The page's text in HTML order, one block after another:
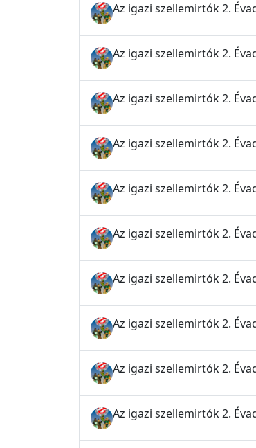
Az igazi szellemirtók 2.
Az igazi szellemirtók 2.
Az igazi szellemirtók 2.
Az igazi szellemirtók 2.
Az igazi szellemirtók 2.
Az igazi szellemirtók 2.
Az igazi szellemirtók 2.
Az igazi szellemirtók 2.
Az igazi szellemirtók 2.
Az igazi szellemirtók 2.